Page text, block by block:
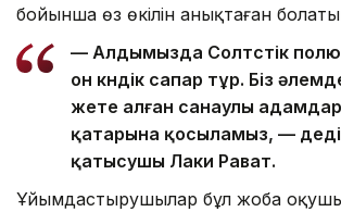
бойынша өз өкілін анықтаған
— Алдымызда Солтүстік
он күндік сапар тұр. Біз
жете алған санаулы
қатарына қосыламыз, — деді
қатысушы Лаки Рават.
Ұйымдастырушылар бұл жоба